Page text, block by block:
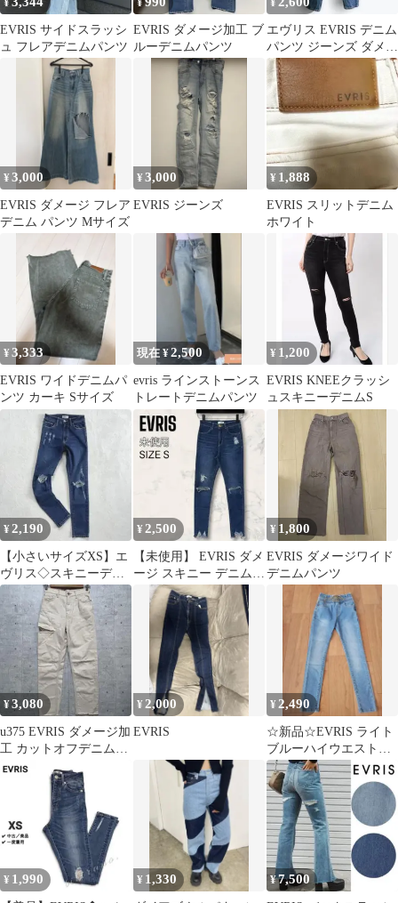
¥
EVRIS サイドスラッシ
ュ フレアデニムパンツ
¥
EVRIS ダメージ加工 ブ
ルーデニムパンツ
¥
エヴリス EVRIS デニム
パンツ ジーンズ ダメー
ジ加工 Sサイズ 新品未
使用
¥3,000
EVRIS ダメージ フレア
デニム パンツ Mサイズ
¥3,000
EVRIS ジーンズ
¥ 1,888
EVRIS スリットデニム
ホワイト
¥3,333
EVRIS ワイドデニムパ
ンツ カーキ Sサイズ
現在 ¥2,500
evris ラインストーンス
トレートデニムパンツ
¥ 1,200
EVRIS KNEEクラッシ
ュスキニーデニムS
¥2,190
【小さいサイズXS】エ
ヴリス◇スキニーデニ
ム クラッシュ加工 Y2K
¥2,500
【未使用】 EVRIS ダメ
ージ スキニー デニム
パンツ フリンジヘム 細
¥ 1,800
EVRIS ダメージワイド
デニムパンツ
¥3,080
u375 EVRIS ダメージ加
工 カットオフデニムパ
ンツ カジュアル シンプ
¥ 2,000
EVRIS
¥ 2,490
☆新品☆EVRIS ライト
ブルーハイウエストス
キニーデニム S
¥ 1,990 ¥ 1,330 ¥7,500